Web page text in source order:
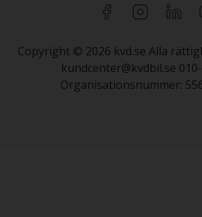
Copyright © 2026 kvd.se Alla
kundcenter@kvdbil.se
Organisationsnummer: